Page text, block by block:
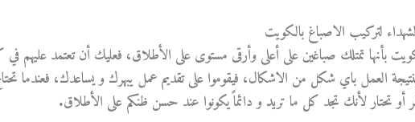
لتركيب الاصباغ بالكويت
بأنها تمتلك صباغين على أعلى وأرقى مستوى على الأطلاق، فعليك أن تعتمد عليهم
العمل باي شكل من الاشكال، فيقوموا على تقديم عمل يبهرك و يساعدك، فعندما
أو تحتار لأنك تجد كل ما تريد و دائماً يكونوا عند حسن ظنكم على الأطلاق.